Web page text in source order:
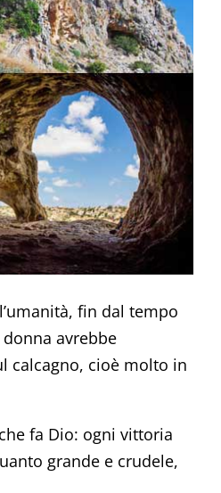
fin dal tempo
avrebbe
calcagno, cioè molto in
fa Dio: ogni vittoria
grande e crudele,